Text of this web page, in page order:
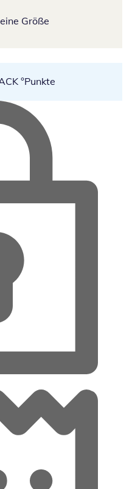
Größe
°Punkte